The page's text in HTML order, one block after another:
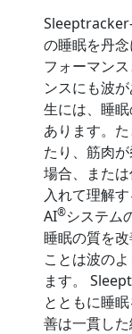
の睡眠を丹
フォーマン
ンスにも波
生には、睡
あります。
たり、筋肉
場合、また
入れて理解
AI®システム
睡眠の質を
ことは波の
ます。
とともに睡
善は一貫し